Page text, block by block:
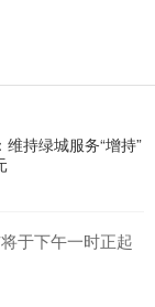
持绿城服务“增持”
于下午一时正起